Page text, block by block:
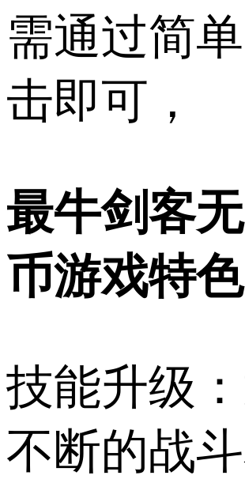
需通过简
击即可，
最牛剑客
币游戏特色
技能升级
不断的战